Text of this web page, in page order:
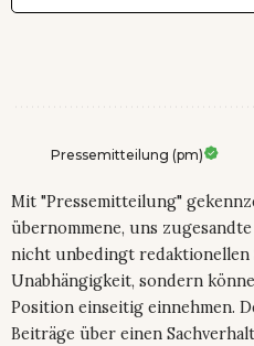
Pressemitteilung (pm)
Mit "Pressemitteilung"
übernommene, uns
nicht unbedingt redaktionellen
Unabhängigkeit, sondern
Position einseitig einnehmen.
Beiträge über einen